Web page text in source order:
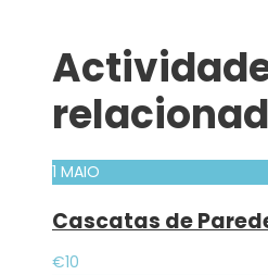
1 MAIO
Cascatas de
€10